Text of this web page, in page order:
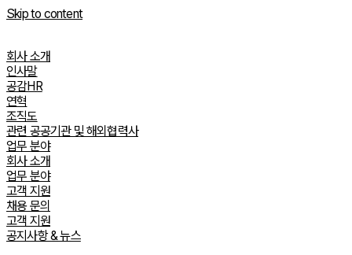
Skip to content
회사 소개
인사말
공감HR
연혁
조직도
관련 공공기관 및 해외협력사
업무 분야
회사 소개
업무 분야
고객 지원
채용 문의
고객 지원
공지사항 & 뉴스